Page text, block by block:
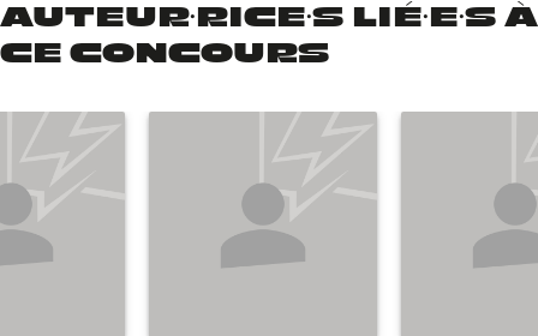
AUTEUR·RICE·S LIÉ·E·S À
CE CONCOURS